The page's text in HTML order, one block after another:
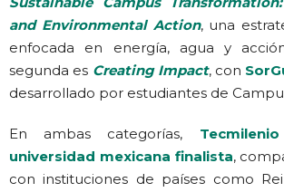
and Environmental Action, una
enfocada en energía, agua y
segunda es Creating Impact, con
desarrollado por estudiantes de
En ambas categorías,
universidad mexicana finalista,
con instituciones de países como